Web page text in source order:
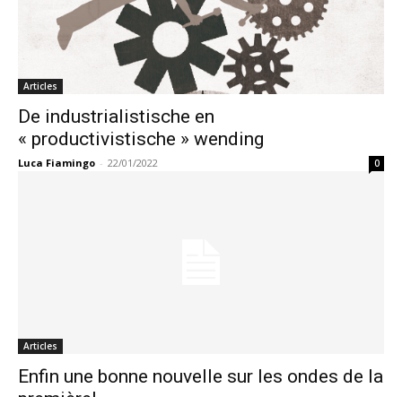
Articles
De industrialistische en
« productivistische » wending
Luca Fiamingo - 22/01/2022 0
Articles
Enfin une bonne nouvelle sur les ondes de la